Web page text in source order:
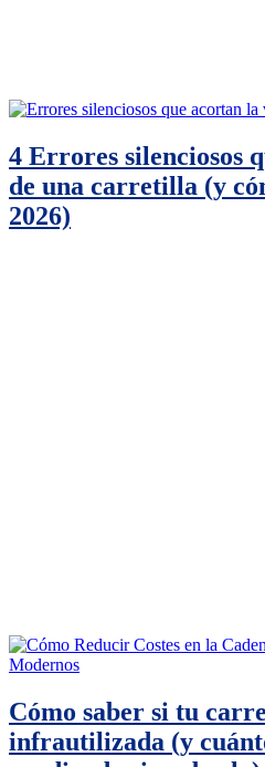
4 Errores silenciosos
de una carretilla (y
2026)
Cómo saber si tu
infrautilizada (y